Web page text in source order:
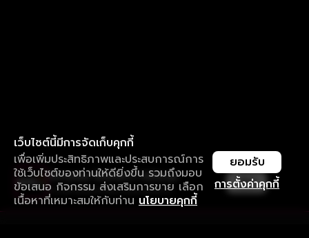
เว็บไซต์นี้มีการจัดเก็บคุกกี้
เพื่อเพิ่มประสิทธิภาพและประสบการณ์การ
ใช้เว็บไซต์ของท่านให้ดียิ่งขึ้น รวมถึงมอบ
ข้อเสนอ กิจกรรม ส่งเสริมการขาย เลือก
เนื้อหาที่เหมาะสมให้กับท่าน นโยบายคุกกี้
การตั้งค่าคุกกี้
ยอมรับ
ใช้งานแอป ลื่นไหลกว่า ไม่มีสะดุด
ดาวน์โหลดแอปเพื่อการรับชมที่ดีกว่า เปิด